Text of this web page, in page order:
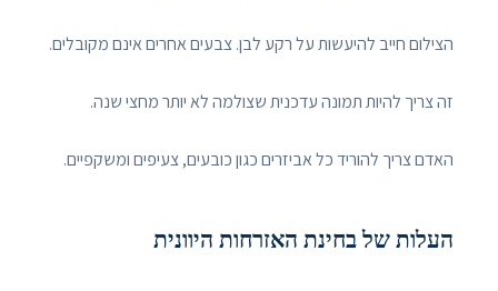
הצילום חייב להיעשות על רקע לבן. צבעים אחרים אינם מקובלים.
זה צריך להיות תמונה עדכנית שצולמה לא יותר מחצי שנה.
האדם צריך להוריד כל אביזרים כגון כובעים, צעיפים ומשקפיים.
העלות של בחינת האזרחות היוונית